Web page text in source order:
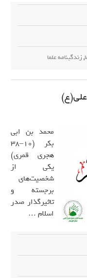
,زندگینامه علما
علی(ع)
محمد بن ابی
بکر (۱۰–۳۸
هجری قمری)
یکی از
شخصیت‌های
برجسته و
تاثیرگذار صدر
اسلام …